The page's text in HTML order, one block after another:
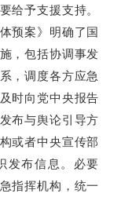
给予支援支持。
预案》明确了国
，包括协调事发
，调度各方应急
时向党中央报告
布与舆论引导方
或者中央宣传部
发布信息。必要
指挥机构，统一